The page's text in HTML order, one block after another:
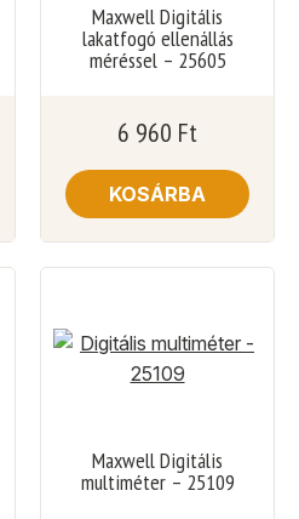
Maxwell Digitális
lakatfogó ellenállás
méréssel – 25605
6 960 Ft
KOSÁRBA
Maxwell Digitális
multiméter – 25109